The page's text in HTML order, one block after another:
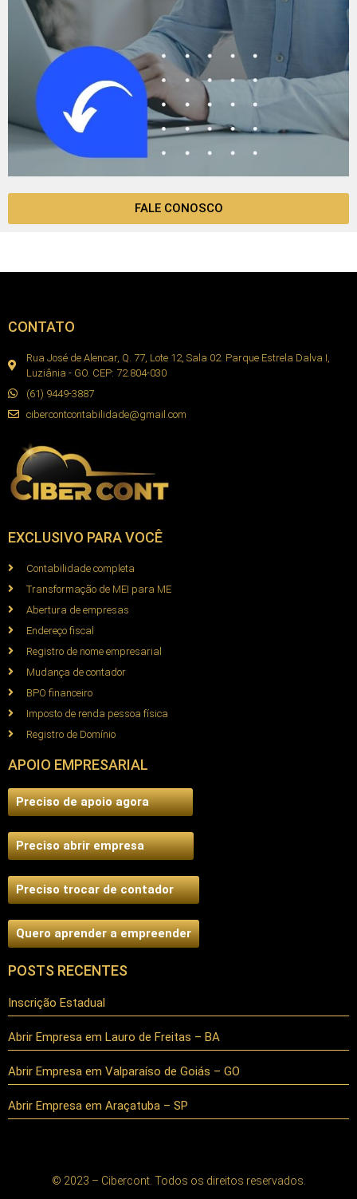
FALE CONOSCO
CONTATO
Rua José de Alencar, Q. 77, Lote 12, Sala 02. Parque Estrela Dalva I,
Luziânia - GO. CEP: 72.804-030
(61) 9449-3887
cibercontcontabilidade@gmail.com
EXCLUSIVO PARA VOCÊ
Contabilidade completa
Transformação de MEI para ME
Abertura de empresas
Endereço fiscal
Registro de nome empresarial
Mudança de contador
BPO financeiro
Imposto de renda pessoa física
Registro de Domínio
APOIO EMPRESARIAL
Preciso de apoio agora
Preciso abrir empresa
Preciso trocar de contador
Quero aprender a empreender
POSTS RECENTES
Inscrição Estadual
Abrir Empresa em Lauro de Freitas – BA
Abrir Empresa em Valparaíso de Goiás – GO
Abrir Empresa em Araçatuba – SP
© 2023 – Cibercont. Todos os direitos reservados.